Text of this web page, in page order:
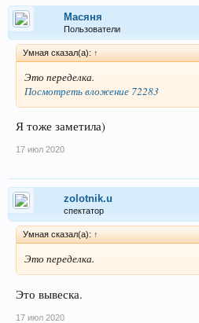
Масяня
Пользователи
Умная сказал(а): ↑
Это переделка.
Посмотреть вложение 72283
Я тоже заметила)
17 июл 2020
zolotnik.u
спектатор
Умная сказал(а): ↑
Это переделка.
Это вывеска.
17 июл 2020